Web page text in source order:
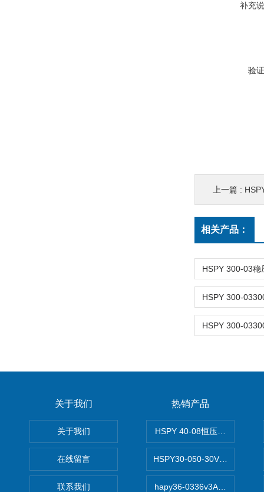
补充
验
上一篇 :
相关产品：
关于我们
关于我们
在线留言
联系我们
热销产品
HSPY 40-08恒压恒流恒功率
HSPY30-050-30V/-05A可调
hapy36-0336v3A高精度小型